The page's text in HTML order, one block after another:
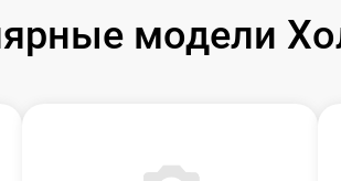
модели